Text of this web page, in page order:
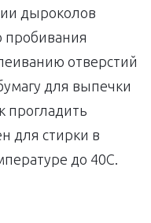
дыроколов
пробивания
отверстий
для выпечки
прогладить
для стирки в
до 40С.